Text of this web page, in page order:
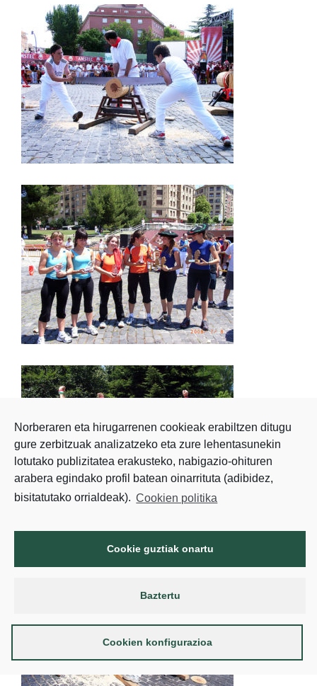
Norberaren eta hirugarrenen cookieak erabiltzen ditugu
gure zerbitzuak analizatzeko eta zure lehentasunekin
lotutako publizitatea erakusteko, nabigazio-ohituren
arabera egindako profil batean oinarrituta (adibidez,
bisitatutako orrialdeak). Cookien politika
Cookie guztiak onartu
Baztertu
Cookien konfigurazioa